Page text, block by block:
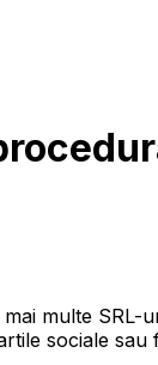
multe
sociale sau